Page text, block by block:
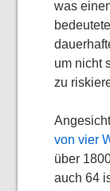
was
um nicht
zu
von vier
über
auch 64